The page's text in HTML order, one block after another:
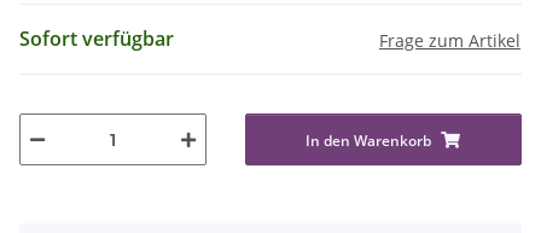
Sofort verfügbar Frage zum Artikel
In den Warenkorb